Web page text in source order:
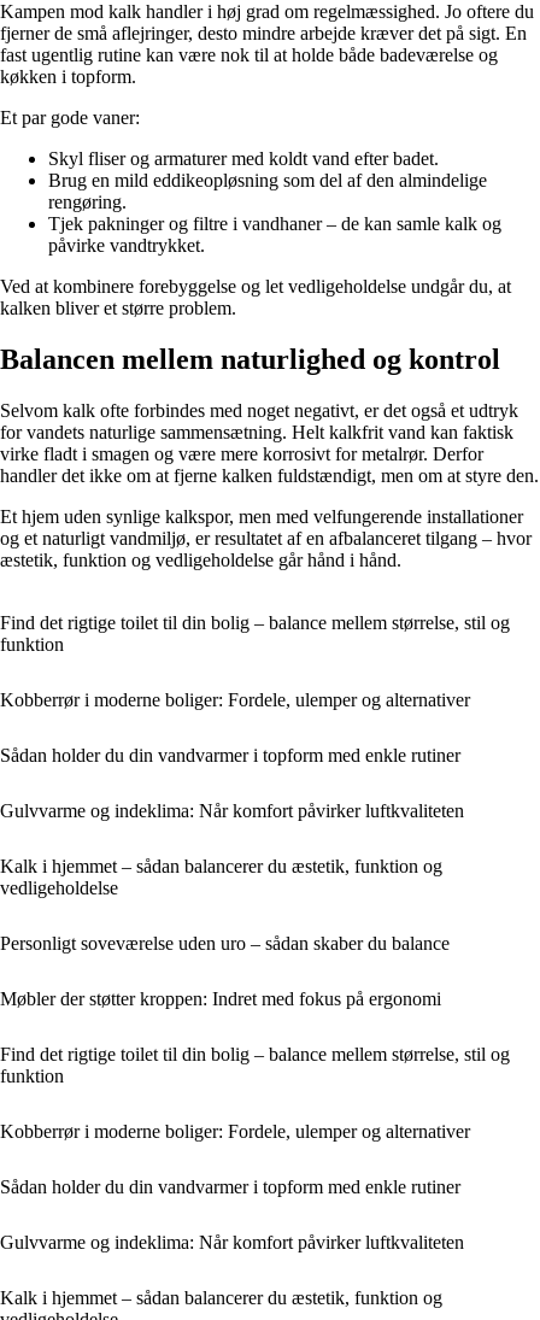
Kampen mod kalk handler i høj grad om regelmæssighed. Jo oftere du
fjerner de små aflejringer, desto mindre arbejde kræver det på sigt. En
fast ugentlig rutine kan være nok til at holde både badeværelse og
køkken i topform.
Et par gode vaner:
Skyl fliser og armaturer med koldt vand efter badet.
Brug en mild eddikeopløsning som del af den almindelige
rengøring.
Tjek pakninger og filtre i vandhaner – de kan samle kalk og
påvirke vandtrykket.
Ved at kombinere forebyggelse og let vedligeholdelse undgår du, at
kalken bliver et større problem.
Balancen mellem naturlighed og kontrol
Selvom kalk ofte forbindes med noget negativt, er det også et udtryk
for vandets naturlige sammensætning. Helt kalkfrit vand kan faktisk
virke fladt i smagen og være mere korrosivt for metalrør. Derfor
handler det ikke om at fjerne kalken fuldstændigt, men om at styre den.
Et hjem uden synlige kalkspor, men med velfungerende installationer
og et naturligt vandmiljø, er resultatet af en afbalanceret tilgang – hvor
æstetik, funktion og vedligeholdelse går hånd i hånd.
Find det rigtige toilet til din bolig – balance mellem størrelse, stil og
funktion
Kobberrør i moderne boliger: Fordele, ulemper og alternativer
Sådan holder du din vandvarmer i topform med enkle rutiner
Gulvvarme og indeklima: Når komfort påvirker luftkvaliteten
Kalk i hjemmet – sådan balancerer du æstetik, funktion og
vedligeholdelse
Personligt soveværelse uden uro – sådan skaber du balance
Møbler der støtter kroppen: Indret med fokus på ergonomi
Find det rigtige toilet til din bolig – balance mellem størrelse, stil og
funktion
Kobberrør i moderne boliger: Fordele, ulemper og alternativer
Sådan holder du din vandvarmer i topform med enkle rutiner
Gulvvarme og indeklima: Når komfort påvirker luftkvaliteten
Kalk i hjemmet – sådan balancerer du æstetik, funktion og